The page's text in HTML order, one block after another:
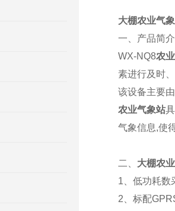
大棚农业气
一、产品简介
WX-NQ8农
素进行及时
该设备主要
农业气象站
气象信息,使
二、 大棚农
1、低功耗数
2、标配